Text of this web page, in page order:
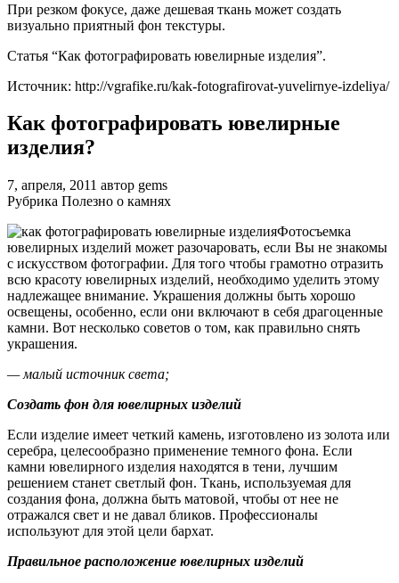
При резком фокусе, даже дешевая ткань может создать
визуально приятный фон текстуры.
Статья “Как фотографировать ювелирные изделия”.
Источник: http://vgrafike.ru/kak-fotografirovat-yuvelirnye-izdeliya/
Как фотографировать ювелирные
изделия?
7, апреля, 2011 автор gems
Рубрика Полезно о камнях
Фотосъемка
ювелирных изделий может разочаровать, если Вы не знакомы
с искусством фотографии. Для того чтобы грамотно отразить
всю красоту ювелирных изделий, необходимо уделить этому
надлежащее внимание. Украшения должны быть хорошо
освещены, особенно, если они включают в себя драгоценные
камни. Вот несколько советов о том, как правильно снять
украшения.
— малый источник света;
Создать фон для ювелирных изделий
Если изделие имеет четкий камень, изготовлено из золота или
серебра, целесообразно применение темного фона. Если
камни ювелирного изделия находятся в тени, лучшим
решением станет светлый фон. Ткань, используемая для
создания фона, должна быть матовой, чтобы от нее не
отражался свет и не давал бликов. Профессионалы
используют для этой цели бархат.
Правильное расположение ювелирных изделий